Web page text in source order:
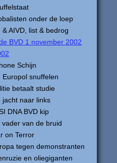
onder de loep
& AIVD, list & bedrog
BVD 1 november 2002
Schijn
Europol snuffelen
betaalt studie
jacht naar links
DNA BVD kip
vader van de bruid
on Terror
tegen demonstranten
en oliegiganten